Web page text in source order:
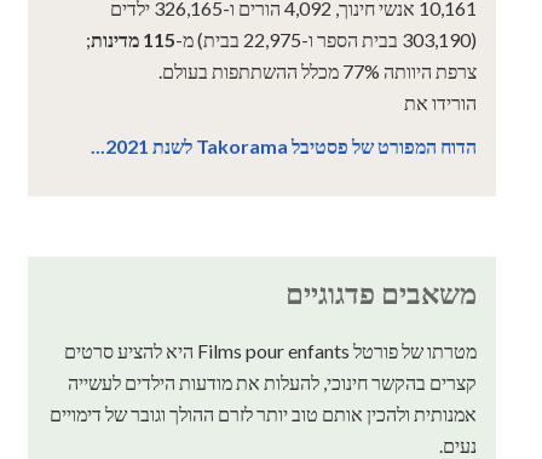
10,161 אנשי חינוך, 4,092 הורים ו-326,165 ילדים
(303,190 בבית הספר ו-22,975 בבית) מ-
115 מדינות
;
צרפת היוותה 77% מכלל ההשתתפות בעולם.
הורידו את
הדוח המפורט של פסטיבל Takorama לשנת 2021...
משאבים פדגוגיים
מטרתו של פורטל Films pour enfants היא להציע סרטים
קצרים בהקשר חינוכי, להעלות את מודעות הילדים לעשייה
אמנותית ולהכין אותם טוב יותר לזרם ההולך וגובר של דימויים
נעים.